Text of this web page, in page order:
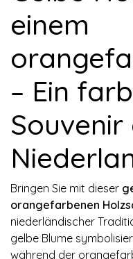
einem
– Ein
Souvenir
Bringen Sie mit dieser
orangefarbenen
niederländischer
gelbe Blume
während der